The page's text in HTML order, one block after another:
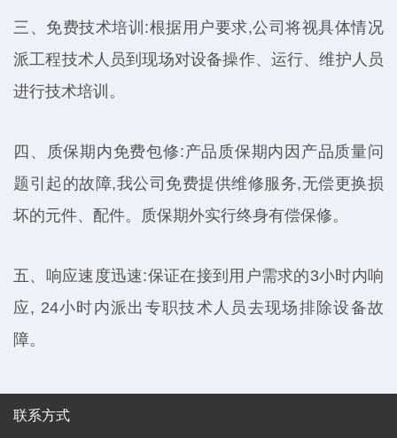
三、免费技术培训:根据用户要求,公司将视具体情况
派工程技术人员到现场对设备操作、运行、维护人员
进行技术培训。
四、质保期内免费包修:产品质保期内因产品质量问
题引起的故障,我公司免费提供维修服务,无偿更换损
坏的元件、配件。质保期外实行终身有偿保修。
五、响应速度迅速:保证在接到用户需求的3小时内响
应, 24小时内派出专职技术人员去现场排除设备故
障。
联系方式